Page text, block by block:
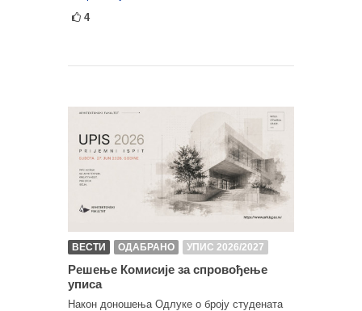
4
ВЕСТИ ОДАБРАНО УПИС 2026/2027
Решење Комисије за спровођење
уписа
Након доношења Одлуке о броју студената